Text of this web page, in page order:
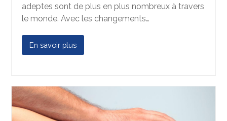
adeptes sont de plus en plus nombreux à travers
le monde. Avec les changements…
En savoir plus